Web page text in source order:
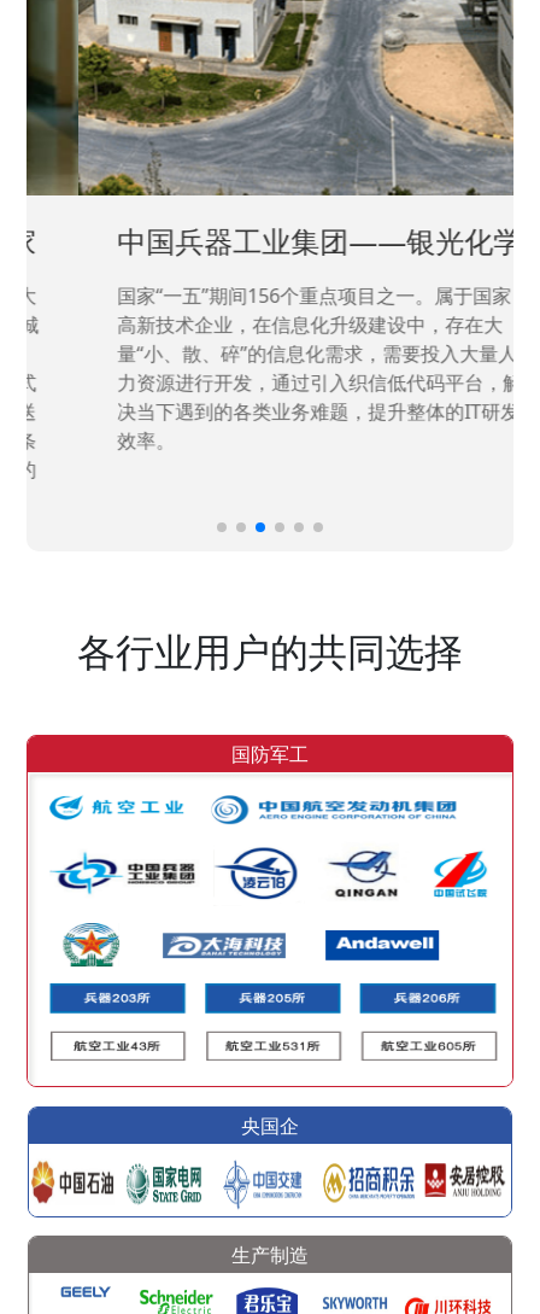
中国兵器工业集团——银光化学
国家“一五”期间156个重点项目之一。属于国家
高新技术企业，在信息化升级建设中，存在大
量“小、散、碎”的信息化需求，需要投入大量人
力资源进行开发，通过引入织信低代码平台，解
决当下遇到的各类业务难题，提升整体的IT研发
效率。
各行业用户的共同选择
国防军工
央国企
生产制造